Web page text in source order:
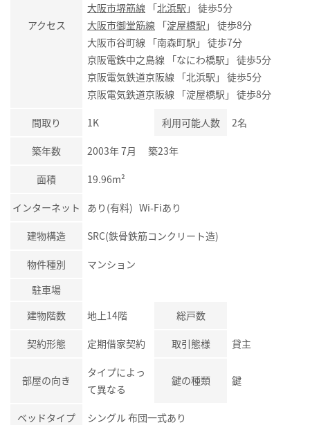
アクセス
大阪市堺筋線 「北浜駅 」 徒歩5分
大阪市御堂筋線 「淀屋橋駅 」 徒歩8分
大阪市谷町線 「南森町駅」 徒歩7分
京阪電鉄中之島線 「なにわ橋駅」 徒歩5分
京阪電気鉄道京阪線 「北浜駅」 徒歩5分
京阪電気鉄道京阪線 「淀屋橋駅」 徒歩8分
間取り 1K 利用可能人数 2名
築年数 2003年 7月 築23年
面積 19.96m²
インターネット あり(有料) Wi-Fiあり
建物構造 SRC(鉄骨鉄筋コンクリート造)
物件種別
マンション
駐車場
建物階数
地上14階 総戸数
契約形態 定期借家契約 取引態様 貸主
部屋の向き
タイプによっ
て異なる
鍵の種類 鍵
ベッドタイプ シングル 布団一式あり